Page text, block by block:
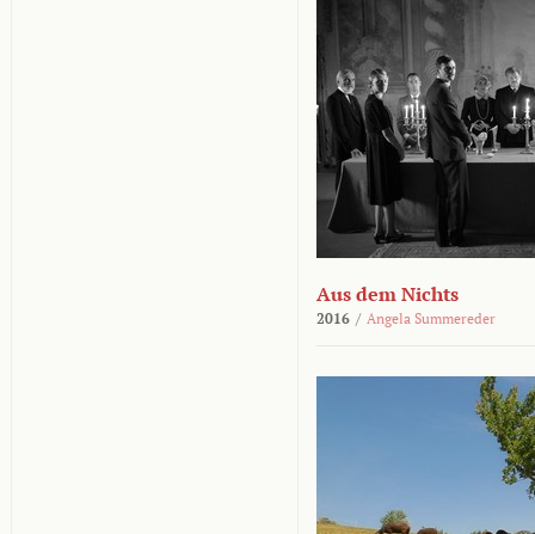
Aus dem Nichts
2016 / Angela Summereder